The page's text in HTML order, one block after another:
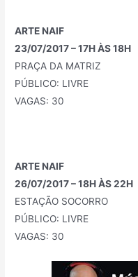
ARTE NAIF
23/07/2017 – 17H ÀS 18H
PRAÇA DA MATRIZ
PÚBLICO: LIVRE
VAGAS: 30
ARTE NAIF
26/07/2017 – 18H ÀS 22H
ESTAÇÃO SOCORRO
PÚBLICO: LIVRE
VAGAS: 30